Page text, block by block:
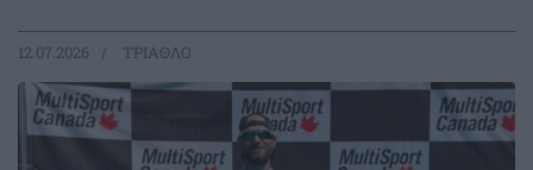
12.07.2026 ΤΡΙΑΘΛΟ